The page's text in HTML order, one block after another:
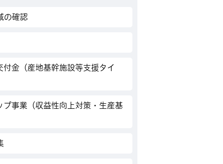
の確認
金（産地基幹施設等支援タイ
プ事業（収益性向上対策・生産基